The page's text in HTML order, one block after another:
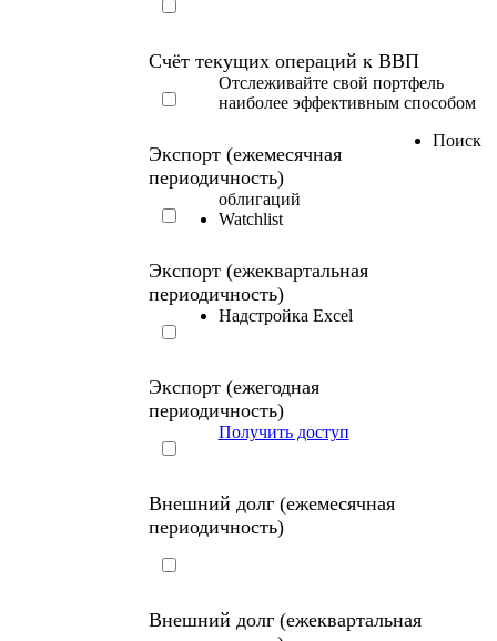
Счёт текущих операций к ВВП
Экспорт (ежемесячная
периодичность)
Экспорт (ежеквартальная
периодичность)
Экспорт (ежегодная
периодичность)
Внешний долг (ежемесячная
периодичность)
Внешний долг (ежеквартальная
Отслеживайте свой портфель
наиболее эффективным способом
Поиск
облигаций
Watchlist
Надстройка Excel
Получить доступ